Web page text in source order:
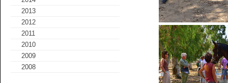
2013
2012
2011
2010
2009
2008